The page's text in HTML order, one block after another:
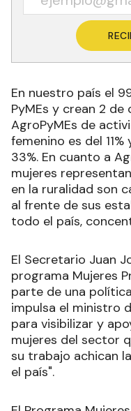
En nuestro país el
PyMEs y crean 2 de
AgroPyMEs de
femenino es del
33%. En cuanto a
mujeres
en la ruralidad son
al frente de sus
todo el país,
El Secretario Juan
programa Mujeres
parte de una
impulsa el ministro
para visibilizar y
mujeres del sector
su trabajo achican
el país".